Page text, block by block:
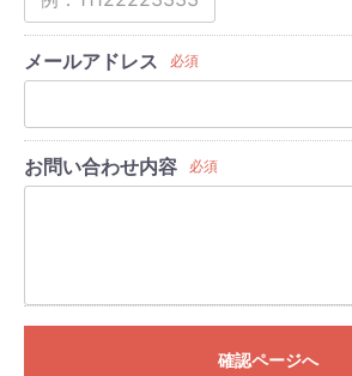
メールアドレス 必須
お問い合わせ内容 必須
確認ページへ